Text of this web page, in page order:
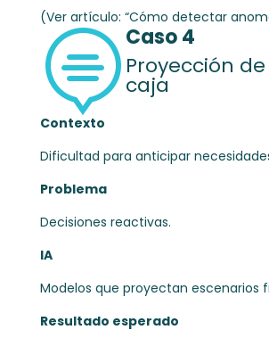
(Ver artículo: “Cómo detectar
Caso 4
Proyección
caja
Contexto
Dificultad para anticipar
Problema
Decisiones reactivas.
IA
Modelos que proyectan escenarios
Resultado esperado